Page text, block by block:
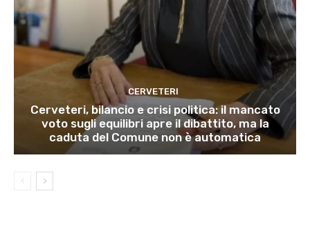
CERVETERI
Cerveteri, bilancio e crisi politica: il mancato
voto sugli equilibri apre il dibattito, ma la
caduta del Comune non è automatica